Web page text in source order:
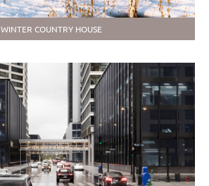
WINTER COUNTRY HOUSE